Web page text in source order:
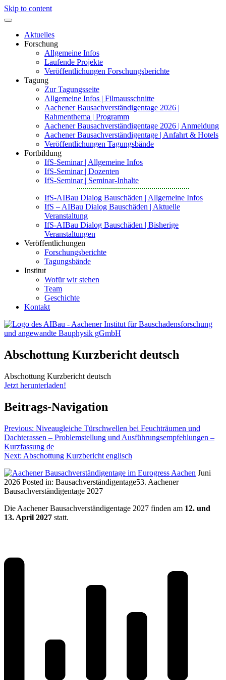
Skip to content
Aktuelles
Forschung
Allgemeine Infos
Laufende Projekte
Veröffentlichungen Forschungsberichte
Tagung
Zur Tagungsseite
Allgemeine Infos | Filmausschnitte
Aachener Bausachverständigentage 2026 |
Rahmenthema | Programm
Aachener Bausachverständigentage 2026 | Anmeldung
Aachener Bausachverständigentage | Anfahrt & Hotels
Veröffentlichungen Tagungsbände
Fortbildung
IfS-Seminar | Allgemeine Infos
IfS-Seminar | Dozenten
IfS-Seminar | Seminar-Inhalte
IfS-AIBau Dialog Bauschäden | Allgemeine Infos
IfS – AIBau Dialog Bauschäden | Aktuelle
Veranstaltung
IfS-AIBau Dialog Bauschäden | Bisherige
Veranstaltungen
Veröffentlichungen
Forschungsberichte
Tagungsbände
Institut
Wofür wir stehen
Team
Geschichte
Kontakt
AIBau – Aachener Institut für Bauschadensforschung und
angewandte Bauphysik
Abschottung Kurzbericht deutsch
Abschottung Kurzbericht deutsch
Jetzt herunterladen!
Beitrags-Navigation
Previous: Niveaugleiche Türschwellen bei Feuchträumen und
Dachterassen – Problemstellung und Ausführungsempfehlungen –
Kurzfassung de
Next: Abschottung Kurzbericht englisch
Juni
2026 Posted in: Bausachverständigentage53. Aachener
Bausachverständigentage 2027
Die Aachener Bausachverständigentage 2027 finden am 12. und
13. April 2027 statt.